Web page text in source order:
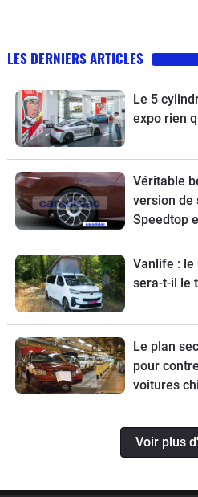
LES DERNIERS ARTICLES
Le 5
expo rien
Véritable
version de
Speedtop
de ce
70
Vanlife : le
sera-t-il le
Le plan
pour
voitures
Voir plus